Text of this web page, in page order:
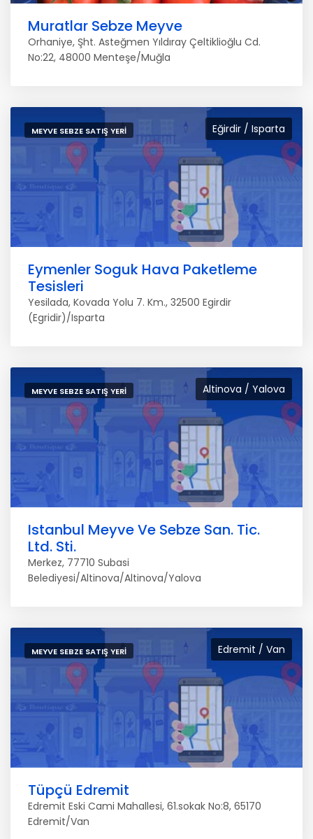
Muratlar Sebze Meyve
Orhaniye, Şht. Asteğmen Yıldıray Çeltiklioğlu Cd.
No:22, 48000 Menteşe/Muğla
Eğirdir / Isparta
MEYVE SEBZE SATIŞ YERI
Eymenler Soguk Hava Paketleme
Tesisleri
Yesilada, Kovada Yolu 7. Km., 32500 Egirdir
(Egridir)/Isparta
Altinova / Yalova
MEYVE SEBZE SATIŞ YERI
Istanbul Meyve Ve Sebze San. Tic.
Ltd. Sti.
Merkez, 77710 Subasi
Belediyesi/Altinova/Altinova/Yalova
Edremit / Van
MEYVE SEBZE SATIŞ YERI
Tüpçü Edremit
Edremit Eski Cami Mahallesi, 61.sokak No:8, 65170
Edremit/Van